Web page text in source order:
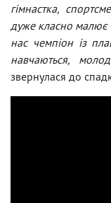
гімнастка,
дуже класно малює
нас чемпіон із
навчаються,
звернулася до